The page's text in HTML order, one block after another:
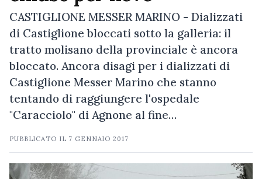
CASTIGLIONE MESSER MARINO - Dializzati
di Castiglione bloccati sotto la galleria: il
tratto molisano della provinciale è ancora
bloccato. Ancora disagi per i dializzati di
Castiglione Messer Marino che stanno
tentando di raggiungere l'ospedale
"Caracciolo" di Agnone al fine…
PUBBLICATO IL 7 GENNAIO 2017